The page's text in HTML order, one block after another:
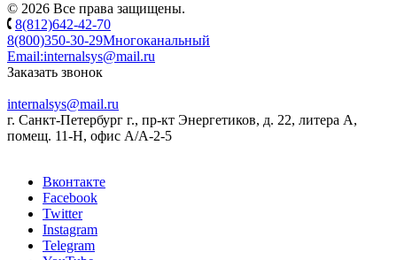
© 2026 Все права защищены.
8(812)642-42-70
8(800)350-30-29Многоканальный
Email:internalsys@mail.ru
Заказать звонок
internalsys@mail.ru
г. Санкт-Петербург г., пр-кт Энергетиков, д. 22, литера А,
помещ. 11-Н, офис А/А-2-5
Вконтакте
Facebook
Twitter
Instagram
Telegram